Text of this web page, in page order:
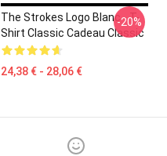
The Strokes Logo Blanc - T-
Shirt Classic Cadeau Classic
24,38 € - 28,06 €
-20%